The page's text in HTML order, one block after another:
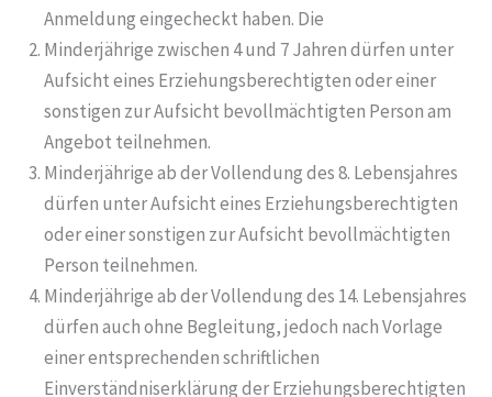
Anmeldung eingecheckt haben. Die
Minderjährige zwischen 4 und 7 Jahren dürfen unter
Aufsicht eines Erziehungsberechtigten oder einer
sonstigen zur Aufsicht bevollmächtigten Person am
Angebot teilnehmen.
Minderjährige ab der Vollendung des 8. Lebensjahres
dürfen unter Aufsicht eines Erziehungsberechtigten
oder einer sonstigen zur Aufsicht bevollmächtigten
Person teilnehmen.
Minderjährige ab der Vollendung des 14. Lebensjahres
dürfen auch ohne Begleitung, jedoch nach Vorlage
einer entsprechenden schriftlichen
Einverständniserklärung der Erziehungsberechtigten